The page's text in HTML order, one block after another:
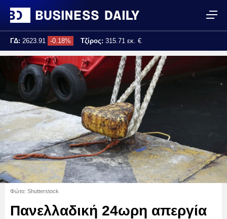
ΓΔ: 2623.91 -0.18% Τζίρος: 315.71 εκ. €
Τελ. ενημέρωση: 17:25:04
Φώτο: Shutterstock
Πανελλαδική 24ωρη απεργία